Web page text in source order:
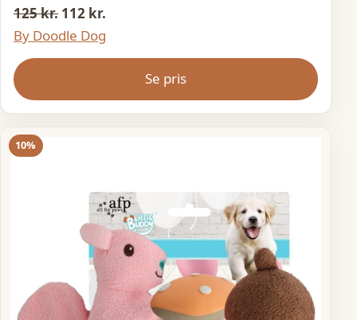
125 kr. 112 kr.
By Doodle Dog
Se pris
10%